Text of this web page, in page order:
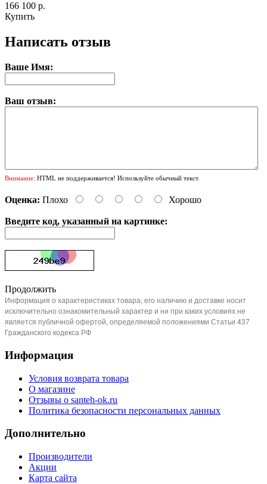
166 100 р.
Купить
Написать отзыв
Ваше Имя:
Ваш отзыв:
Внимание: HTML не поддерживается! Используйте обычный текст.
Оценка: Плохо Хорошо
Введите код, указанный на картинке:
Продолжить
Информация о характеристиках товара, его наличию и доставке носит
исключительно ознакомительный характер и ни при каких условиях не
является публичной офертой, определяемой положениями Статьи 437
Гражданского кодекса РФ
Информация
Условия возврата товара
О магазине
Отзывы о santeh-ok.ru
Политика безопасности персональных данных
Дополнительно
Производители
Акции
Карта сайта